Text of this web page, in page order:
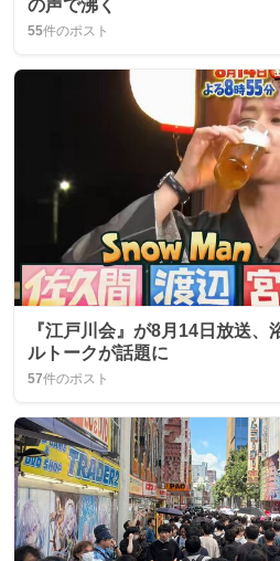
の声で沸く
55件のポスト
『江戸川会』が8月14日放送
ルトークが話題に
57件のポスト